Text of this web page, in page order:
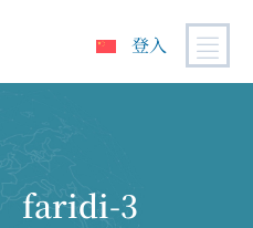
登入
faridi-3